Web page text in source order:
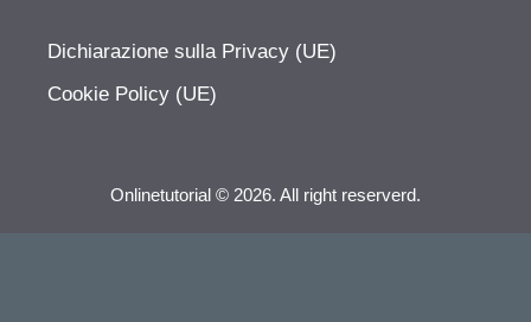
Dichiarazione sulla Privacy (UE)
Cookie Policy (UE)
Onlinetutorial © 2026. All right reserverd.